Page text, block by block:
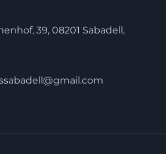
39, 08201 Sabadell,